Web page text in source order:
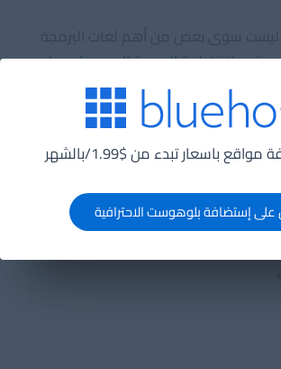
باسعار تبدء من $1.99/بالشهر
إستضافة بلوهوست الاحترافية
اختيار لغة البرمجة إلى حد كبير على
، فضلاً عن خبرة فريق التطوير. مع
، من المرجح أن تظهر لغات برمجة
الحالية في التطور لتلبية متطلبات